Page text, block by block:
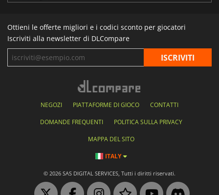
Ottieni le offerte migliori e i codici sconto per giocatori
Iscriviti alla newsletter di DLCompare
NEGOZI PIATTAFORME DI GIOCO CONTATTI
DOMANDE FREQUENTI POLITICA SULLA PRIVACY
MAPPA DEL SITO
ITALY
© 2026 SAS DIGITAL SERVICES, Tutti i diritti riservati.